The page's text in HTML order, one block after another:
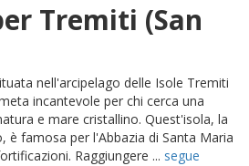
Tremiti (San
nell'arcipelago delle Isole Tremiti
incantevole per chi cerca una
e mare cristallino. Quest'isola, la
è famosa per l'Abbazia di Santa Maria
Raggiungere ... segue